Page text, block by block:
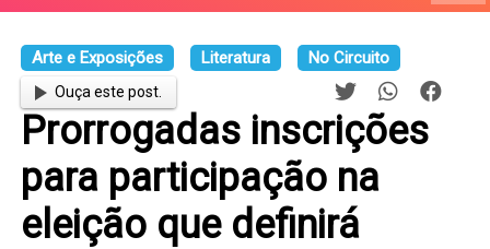
Arte e Exposições Literatura No Circuito
Ouça este post.
Prorrogadas inscrições
para participação na
eleição que definirá